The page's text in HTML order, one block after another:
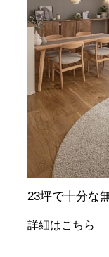
23坪で十分な
詳細はこちら